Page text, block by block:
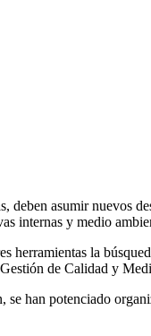
deben asumir nuevos
internas y medio
herramientas la
de Calidad y
han potenciado